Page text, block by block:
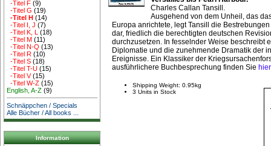
-Titel F (9)
-Titel G (19)
-Titel H (14)
-Titel I, J (7)
-Titel K, L (18)
-Titel M (11)
-Titel N-Q (13)
-Titel R (10)
-Titel S (18)
-Titel T-U (15)
-Titel V(15)
-Titel W-Z (15)
English, A-Z (9)
Schnäppchen / Specials
Alle Bücher / All books ...
Information
Charles Callan Tansill.
Ausgehend von dem Unheil, das
Europa anrichtete, legt Tansill die
dar, friedlich die berechtigten deutschen
durchzusetzen. In fesselnder Weise beschreibt
Diplomatie und die zunehmende Dramatik der
Ereignisse. Ein Klassiker der
ausführlichere Buchbesprechung finden Sie hier
Shipping Weight: 0.95kg
3 Units in Stock